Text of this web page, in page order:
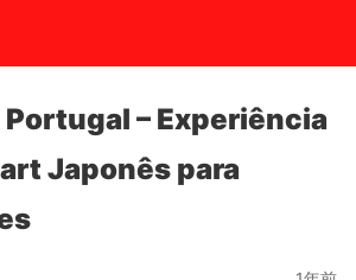
– Experiência
Japonês para